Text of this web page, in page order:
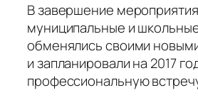
В завершение мероприятия
муниципальные и
обменялись своими
и запланировали на 2017
профессиональную